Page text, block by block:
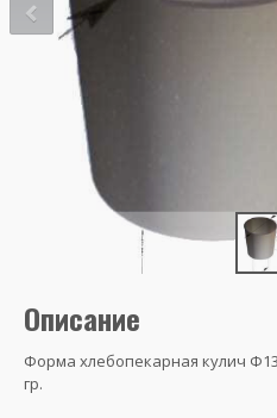
Описание
Форма хлебопекарная кулич
гр.